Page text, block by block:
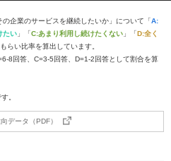
企業のサービスを継続したいか」について「A:
たい 」「C:あまり利用し続けたくない 」「D:全く
らい比率を算出しています。
8回答、C=3-5回答、D=1-2回答として割合を算
。
データ（PDF）